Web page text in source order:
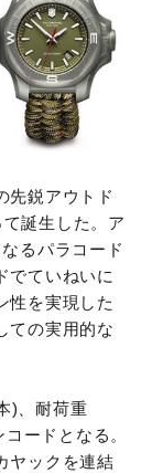
先鋭アウトド
誕生した。ア
るパラコード
でていねいに
性を実現した
ての実用的な
)、耐荷重
ードとなる。
ヤックを連結